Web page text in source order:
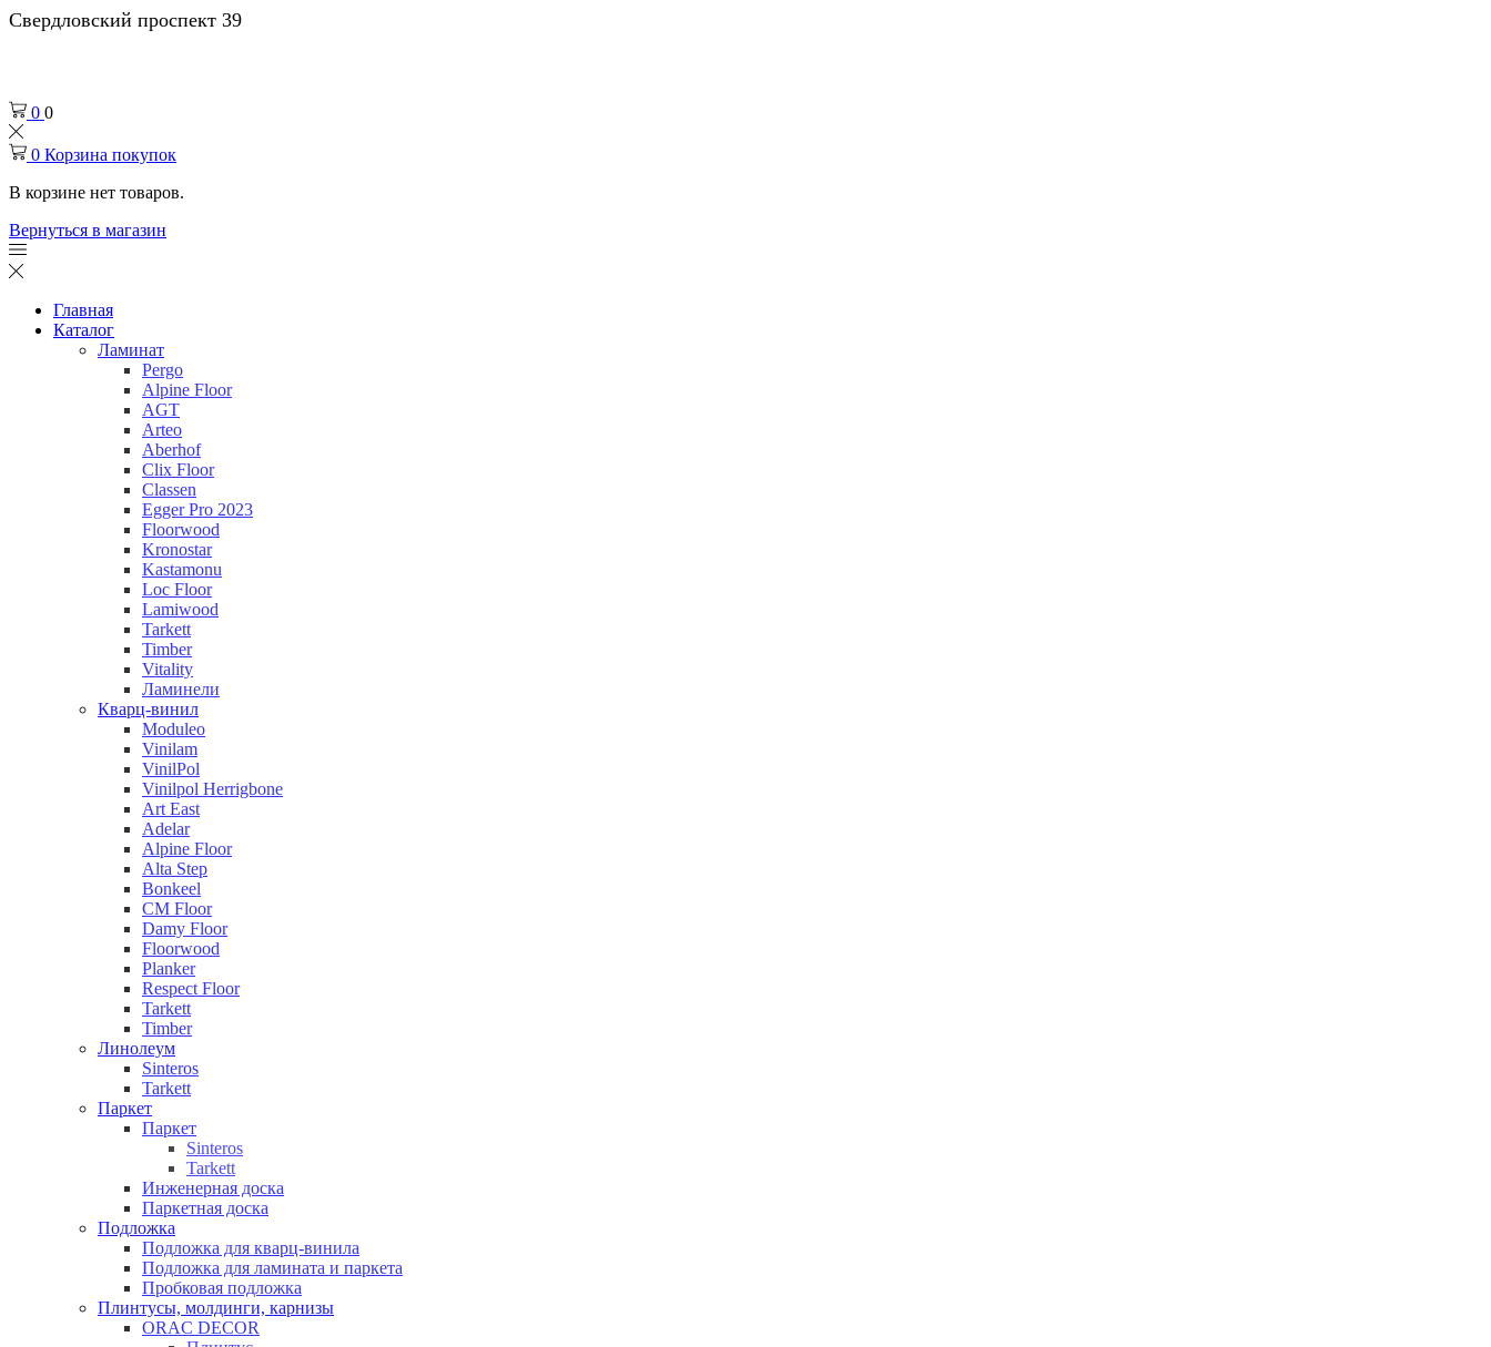
Свердловский проспект 39
0 0
0 Корзина покупок
В корзине нет товаров.
Вернуться в магазин
Главная
Каталог
Ламинат
Pergo
Alpine Floor
AGT
Arteo
Aberhof
Clix Floor
Classen
Egger Pro 2023
Floorwood
Kronostar
Kastamonu
Loc Floor
Lamiwood
Tarkett
Timber
Vitality
Ламинели
Кварц-винил
Moduleo
Vinilam
VinilPol
Vinilpol Herrigbone
Art East
Adelar
Alpine Floor
Alta Step
Bonkeel
CM Floor
Damy Floor
Floorwood
Planker
Respect Floor
Tarkett
Timber
Линолеум
Sinteros
Tarkett
Паркет
Паркет
Sinteros
Tarkett
Инженерная доска
Паркетная доска
Подложка
Подложка для кварц-винила
Подложка для ламината и паркета
Пробковая подложка
Плинтусы, молдинги, карнизы
ORAC DECOR